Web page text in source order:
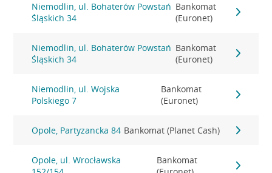
Niemodlin, ul. Bohaterów Powstań
Śląskich 34
Bankomat
(Euronet)
Niemodlin, ul. Bohaterów Powstań
Śląskich 34
Bankomat
(Euronet)
Niemodlin, ul. Wojska
Polskiego 7
Bankomat
(Euronet)
Opole, Partyzancka 84 Bankomat (Planet Cash)
Opole, ul. Wrocławska
Bankomat